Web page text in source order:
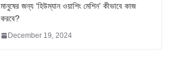
মানুষের জন্য ‘হিউম্যান ওয়াশিং মেশিন’ কীভাবে কাজ
করবে?
December 19, 2024